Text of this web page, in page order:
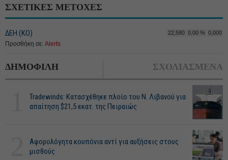
ΣΧΕΤΙΚΕΣ ΜΕΤΟΧΕΣ
ΔΕΗ (ΚΟ) 22,580 0,00 % 0,000
Προσθήκη σε: Alerts
ΔΗΜΟΦΙΛΗ ΣΧΟΛΙΑΣΜΕΝΑ
Tradewinds: Κατασχέθηκε πλοίο του Ν. Λιβανού για
απαίτηση $21,5 εκατ. της Πειραιώς
Αφορολόγητα κουπόνια αντί για αυξήσεις στους
μισθούς